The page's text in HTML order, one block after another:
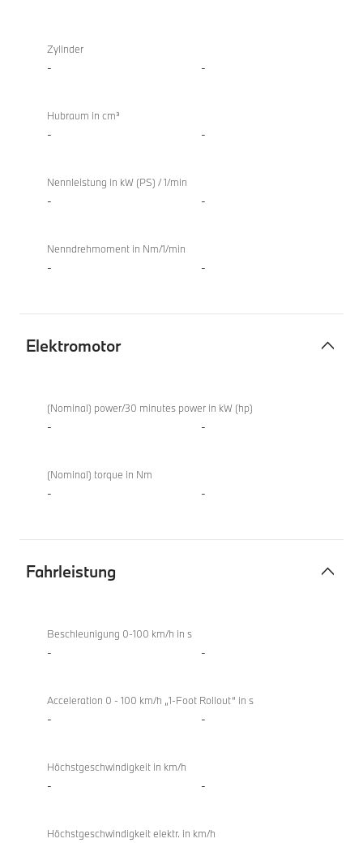
Turbo
Verbrennungsmotor
xDrive20d
Zylinder
- -
Hubraum in cm³
- -
Nennleistung in kW (PS) / 1/min
- -
Nenndrehmoment in Nm/1/min
- -
Elektromotor
xDrive20d
(Nominal) power/30 minutes power in kW (hp)
- -
(Nominal) torque in Nm
- -
Fahrleistung
xDrive20d
Beschleunigung 0-100 km/h in s
- -
Acceleration 0 - 100 km/h „1-Foot Rollout“ in s
- -
Höchstgeschwindigkeit in km/h
- -
Höchstgeschwindigkeit elektr. in km/h